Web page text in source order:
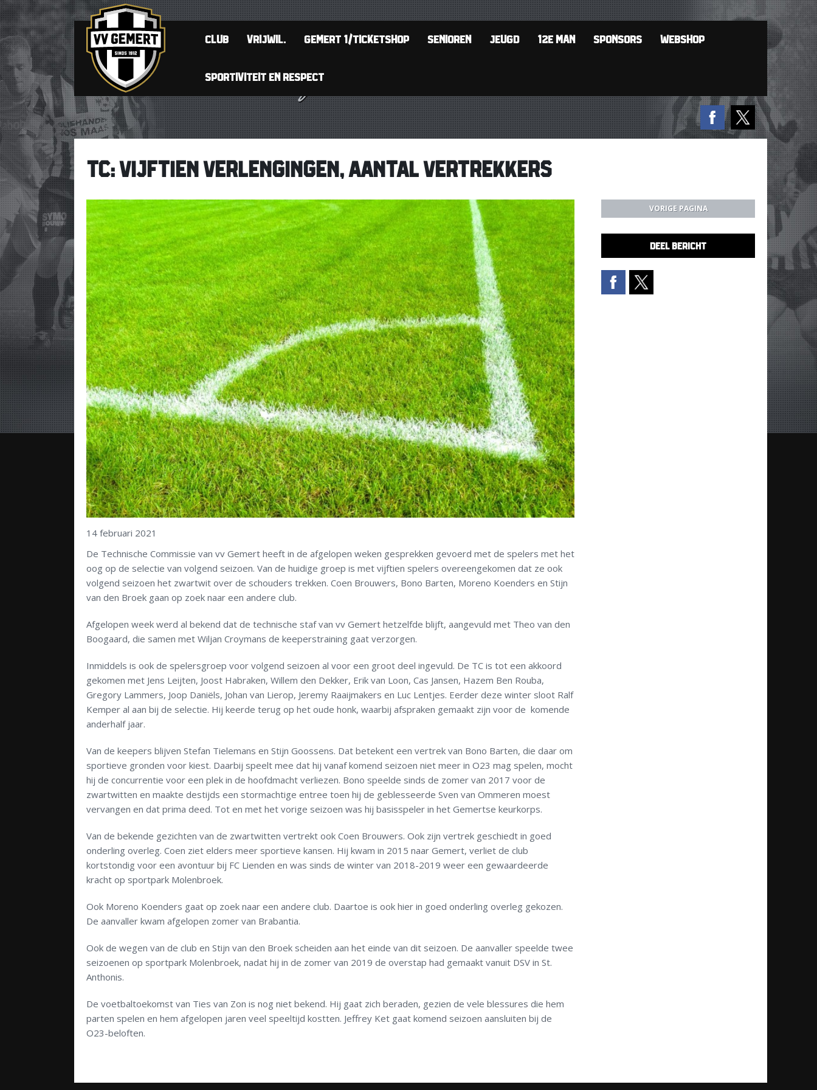
CLUB VRIJWIL. GEMERT 1/TICKETSHOP SENIOREN JEUGD 12E MAN SPONSORS WEBSHOP
SPORTIVITEIT EN RESPECT
TC: VIJFTIEN VERLENGINGEN, AANTAL VERTREKKERS
14 februari 2021
De Technische Commissie van vv Gemert heeft in de afgelopen weken gesprekken gevoerd met de spelers met het
oog op de selectie van volgend seizoen. Van de huidige groep is met vijftien spelers overeengekomen dat ze ook
volgend seizoen het zwartwit over de schouders trekken. Coen Brouwers, Bono Barten, Moreno Koenders en Stijn
van den Broek gaan op zoek naar een andere club.
Afgelopen week werd al bekend dat de technische staf van vv Gemert hetzelfde blijft, aangevuld met Theo van den
Boogaard, die samen met Wiljan Croymans de keeperstraining gaat verzorgen.
Inmiddels is ook de spelersgroep voor volgend seizoen al voor een groot deel ingevuld. De TC is tot een akkoord
gekomen met Jens Leijten, Joost Habraken, Willem den Dekker, Erik van Loon, Cas Jansen, Hazem Ben Rouba,
Gregory Lammers, Joop Daniëls, Johan van Lierop, Jeremy Raaijmakers en Luc Lentjes. Eerder deze winter sloot Ralf
Kemper al aan bij de selectie. Hij keerde terug op het oude honk, waarbij afspraken gemaakt zijn voor de komende
anderhalf jaar.
Van de keepers blijven Stefan Tielemans en Stijn Goossens. Dat betekent een vertrek van Bono Barten, die daar om
sportieve gronden voor kiest. Daarbij speelt mee dat hij vanaf komend seizoen niet meer in O23 mag spelen, mocht
hij de concurrentie voor een plek in de hoofdmacht verliezen. Bono speelde sinds de zomer van 2017 voor de
zwartwitten en maakte destijds een stormachtige entree toen hij de geblesseerde Sven van Ommeren moest
vervangen en dat prima deed. Tot en met het vorige seizoen was hij basisspeler in het Gemertse keurkorps.
Van de bekende gezichten van de zwartwitten vertrekt ook Coen Brouwers. Ook zijn vertrek geschiedt in goed
onderling overleg. Coen ziet elders meer sportieve kansen. Hij kwam in 2015 naar Gemert, verliet de club
kortstondig voor een avontuur bij FC Lienden en was sinds de winter van 2018-2019 weer een gewaardeerde
kracht op sportpark Molenbroek.
Ook Moreno Koenders gaat op zoek naar een andere club. Daartoe is ook hier in goed onderling overleg gekozen.
De aanvaller kwam afgelopen zomer van Brabantia.
Ook de wegen van de club en Stijn van den Broek scheiden aan het einde van dit seizoen. De aanvaller speelde twee
seizoenen op sportpark Molenbroek, nadat hij in de zomer van 2019 de overstap had gemaakt vanuit DSV in St.
Anthonis.
De voetbaltoekomst van Ties van Zon is nog niet bekend. Hij gaat zich beraden, gezien de vele blessures die hem
parten spelen en hem afgelopen jaren veel speeltijd kostten. Jeffrey Ket gaat komend seizoen aansluiten bij de
O23-beloften.
VORIGE PAGINA
DEEL BERICHT